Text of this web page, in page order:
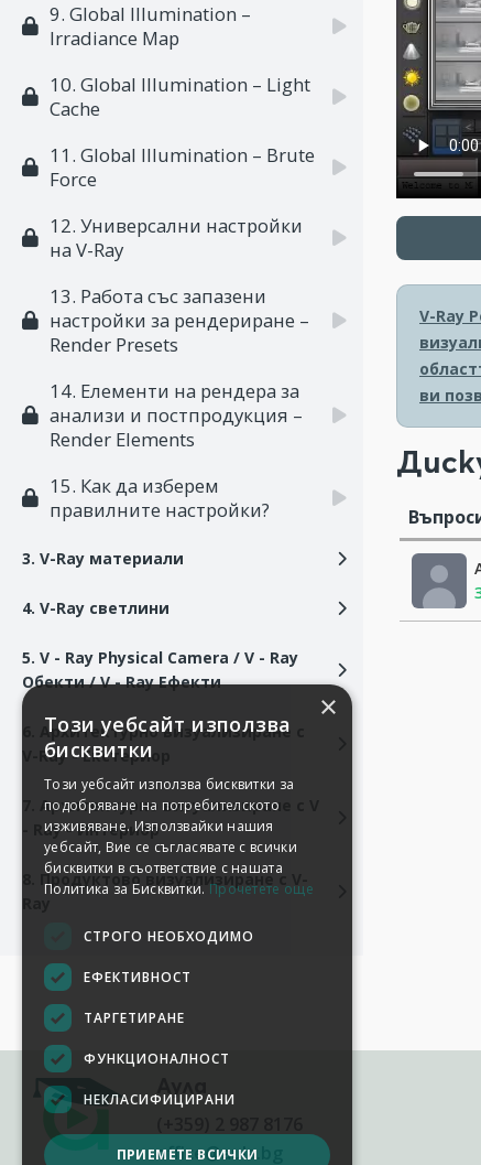
9. Global Illumination –
Irradiance Map
10. Global Illumination – Light
Cache
11. Global Illumination – Brute
Force
12. Универсални настройки
на V-Ray
13. Работа със запазени
настройки за рендериране –
Render Presets
14. Елементи на рендера за
анализи и постпродукция –
Render Elements
15. Как да изберем
правилните настройки?
3. V-Ray материали
4. V-Ray светлини
5. V - Ray Physical Camera / V - Ray
Обекти / V - Ray Ефекти
6. Архитектурно визуализиране с
V-Ray - Екстериор
7. Архитектурно визуализиране с V
- Ray - Интериор
8. Продуктово визуализиране с V-
V-Ray
ви
office@aula.bg
×
Този уебсайт използва
бисквитки
Този уебсайт използва бисквитки за
подобряване на потребителското
изживяване. Използвайки нашия
уебсайт, Вие се съгласявате с всички
бисквитки в съответствие с нашата
Политика за Бисквитки. Прочетете още
СТРОГО НЕОБХОДИМО
ЕФЕКТИВНОСТ
ТАРГЕТИРАНЕ
ФУНКЦИОНАЛНОСТ
НЕКЛАСИФИЦИРАНИ
ПРИЕМЕТЕ ВСИЧКИ